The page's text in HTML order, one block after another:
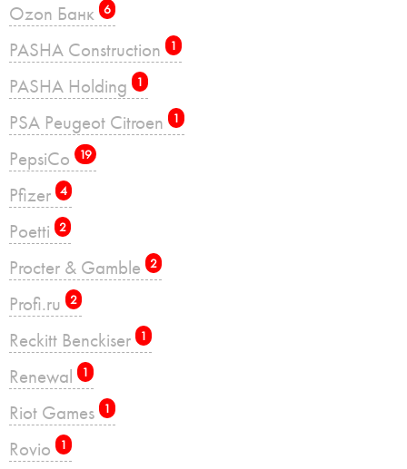
Ozon Банк 6
PASHA Construction 1
PASHA Holding 1
PSA Peugeot Citroen 1
PepsiCo 19
Pfizer 4
Poetti 2
Procter & Gamble 2
Profi.ru 2
Reckitt Benckiser 1
Renewal 1
Riot Games 1
Rovio 1